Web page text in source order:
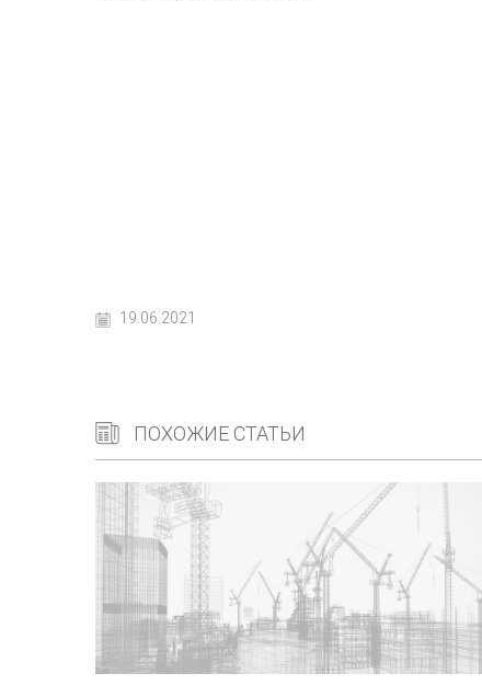
19.06.2021
ПОХОЖИЕ СТАТЬИ